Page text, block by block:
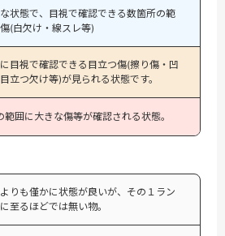
状態で、目視で確認できる数箇所の範
(白欠け・線スレ等)
目視で確認できる目立つ傷(擦り傷・凹
立つ欠け等)が見られる状態です。
範囲に大きな傷等が確認される状態。
りも僅かに状態が良いが、その１ラン
至るほどでは無い物。